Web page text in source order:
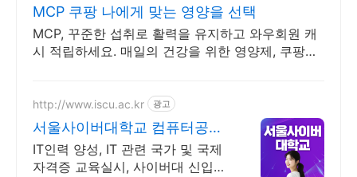
MCP 쿠팡 나에게 맞는 영양을 선택
MCP, 꾸준한 섭취로 활력을 유지하고 와우회원 캐
시 적립하세요. 매일의 건강을 위한 영양제, 쿠팡에
http://www.iscu.ac.kr 광고
서울사이버대학교 컴퓨터공학
과 2026 가을학기 신편입생
IT인력 양성, IT 관련 국가 및 국제
자격증 교육실시, 사이버대 신입생